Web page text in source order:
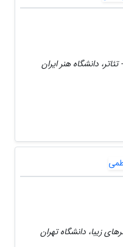
دانشگاه هنر ایران
زیبا، دانشگاه تهران